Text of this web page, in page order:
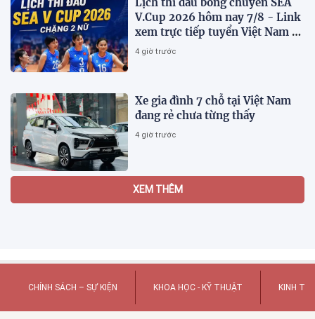
V.Cup 2026 hôm nay 7/8 - Link
xem trực tiếp tuyển Việt Nam vs
Indonesia
4 giờ trước
Xe gia đình 7 chỗ tại Việt Nam
đang rẻ chưa từng thấy
4 giờ trước
Philippines hôm nay 1/8 - AFF